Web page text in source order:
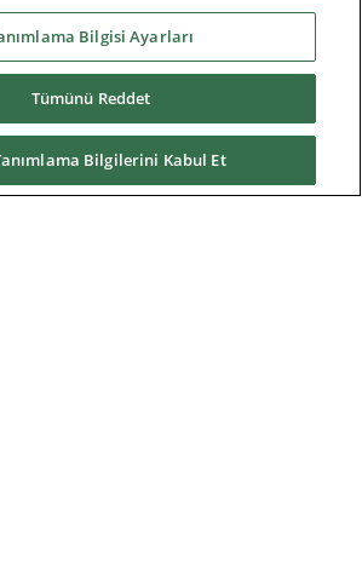
Bilgisi Ayarları
Tümünü Reddet
Bilgilerini Kabul Et